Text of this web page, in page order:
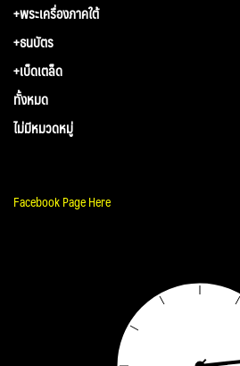
+พระเครื่องภาคใต้
+ธนบัตร
+เบ็ดเตล็ด
ทั้งหมด
ไม่มีหมวดหมู่
Facebook Page Here